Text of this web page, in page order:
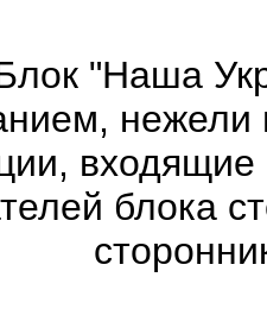
"Наша
нежели
блока